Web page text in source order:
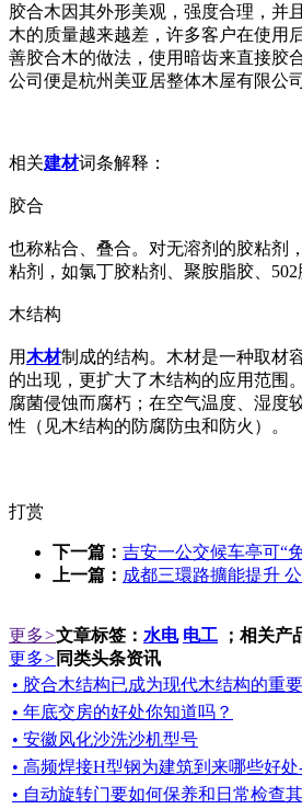
胶合木因其外形美观，强度合理，并
木的质量越来越差，许多客户在使用
善胶合木的做法，使用暗齿来直接胶
公司便是杭州美亚居整体木屋有限公司
相关建材词条解释：
胶合
也称粘合、叠合。对无溶剂的胶粘剂
粘剂，如氯丁胶粘剂、聚胺脂胶、
木结构
用木材制成的结构。木材是一种取材
的出现，更扩大了木结构的应用范围
腐菌侵蚀而腐朽；在空气温度、湿度
性（见木结构的防腐防虫和防火）。
打赏
下一篇： 吉安一公交候车亭可“
上一篇： 成都三環路擴能提升
更多>文章标签： 水电 电工 ；相关产
更多> 同类头条资讯
• 胶合木结构已成为现代木结构的重
• 年底交房的好处你知道吗？
• 安徽风化沙洗沙机型号
• 高频焊接H型钢为建筑到来哪些好
• 自动旋转门要如何保养和日常检查